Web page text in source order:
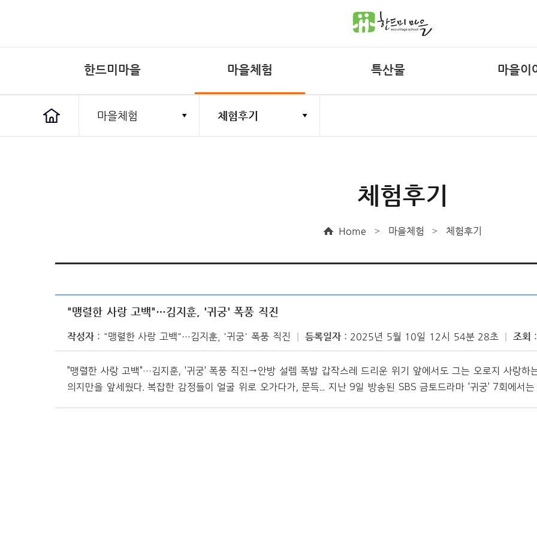
한드미마을
마을소개
마을체험
수학여행
특산물 마을이
한드미마을 마을소개
마을유래
마을현황
자랑거리
오시는길
마을체험 수학여행
예약문의
체험후기
산머루즙
공지사항
마을앨범
마을소식
농촌유학
자매결연
마을일정
소개
예약문의
사이트맵
개인정보처리방침
이메일주소무단수집거부
체험후기
Home > 마을체험 > 체험후기
"맹렬한 사랑 고백"…김지훈, '귀궁' 폭풍 직진
작성자 "맹렬한 사랑 고백"…김지훈, '귀궁' 폭풍 직진 등록일자 2025년 5월 10일 12시 54분 28초 조회
"맹렬한 사랑 고백"…김지훈, '귀궁' 폭풍 직진→안방 설렘 폭발 갑작스레 드리운 위기 앞에서도 그는 오로지 사랑하
의지만을 앞세웠다. 복잡한 감정들이 얼굴 위로 오가다가, 문득... 지난 9일 방송된 SBS 금토드라마 '귀궁' 7회에서